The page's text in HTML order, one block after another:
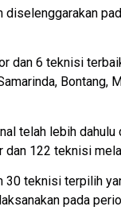
diselenggarakan
dan 6 teknisi
Bontang,
telah lebih
122 teknisi
30 teknisi terpilih
pada